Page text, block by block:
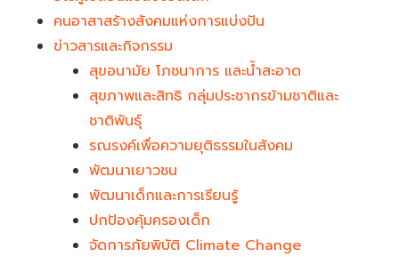
คนอาสาสร้างสังคมแห่งการแบ่งปัน
ข่าวสารและกิจกรรม
สุขอนามัย โภชนาการ และน้ำสะอาด
สุขภาพและสิทธิ กลุ่มประชากรข้ามชาติและ
ชาติพันธุ์
รณรงค์เพื่อความยุติธรรมในสังคม
พัฒนาเยาวชน
พัฒนาเด็กและการเรียนรู้
ปกป้องคุ้มครองเด็ก
จัดการภัยพิบัติ Climate Change